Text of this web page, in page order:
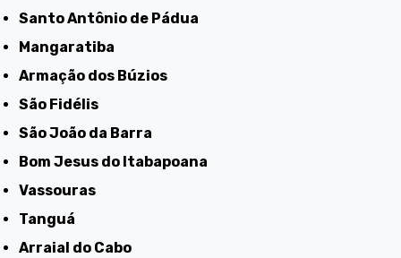
Santo Antônio de Pádua
Mangaratiba
Armação dos Búzios
São Fidélis
São João da Barra
Bom Jesus do Itabapoana
Vassouras
Tanguá
Arraial do Cabo